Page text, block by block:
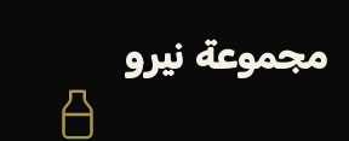
مجموعة نيرو